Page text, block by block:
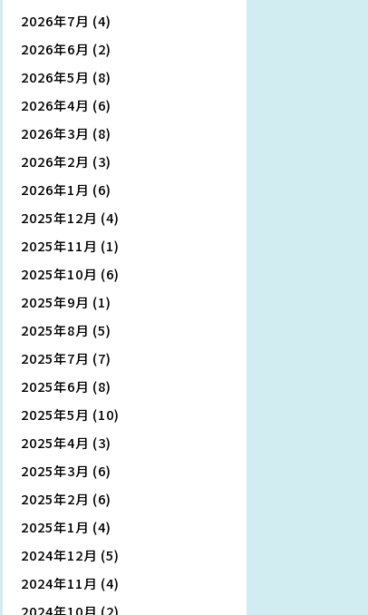
2026年7月 (4)
2026年6月 (2)
2026年5月 (8)
2026年4月 (6)
2026年3月 (8)
2026年2月 (3)
2026年1月 (6)
2025年12月 (4)
2025年11月 (1)
2025年10月 (6)
2025年9月 (1)
2025年8月 (5)
2025年7月 (7)
2025年6月 (8)
2025年5月 (10)
2025年4月 (3)
2025年3月 (6)
2025年2月 (6)
2025年1月 (4)
2024年12月 (5)
2024年11月 (4)